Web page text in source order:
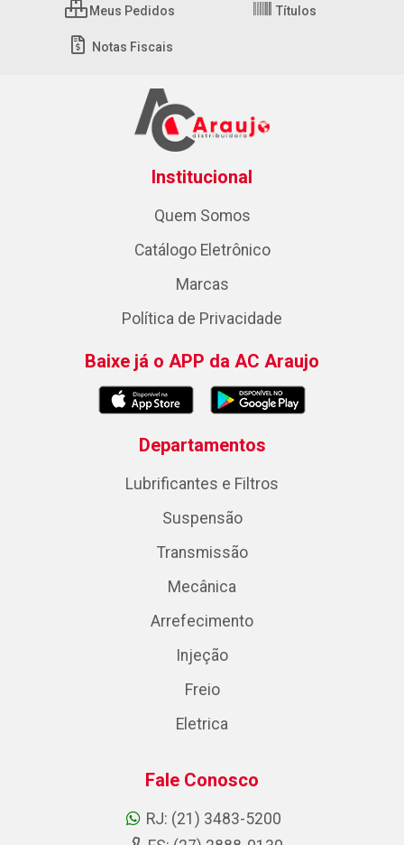
Meus Pedidos Títulos
Notas Fiscais
Institucional
Quem Somos
Catálogo Eletrônico
Marcas
Política de Privacidade
Baixe já o APP da AC Araujo
Departamentos
Lubrificantes e Filtros
Suspensão
Transmissão
Mecânica
Arrefecimento
Injeção
Freio
Eletrica
Fale Conosco
RJ: (21) 3483-5200